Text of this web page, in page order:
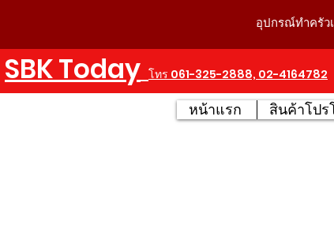
อุปกรณ์ทำครัว
SBK Today โทร 061-325-2888, 02-4164782
หน้าแรก สินค้าโป